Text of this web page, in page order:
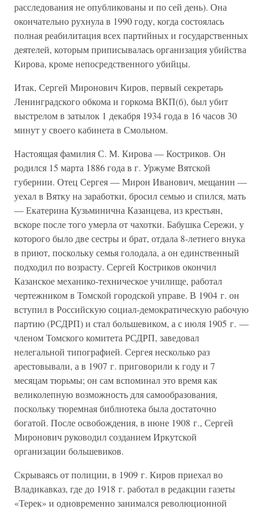
расследования не опубликованы и по сей день). Она
окончательно рухнула в 1990 году, когда состоялась
полная реабилитация всех партийных и государственных
деятелей, которым приписывалась организация убийства
Кирова, кроме непосредственного убийцы.
Итак, Сергей Миронович Киров, первый секретарь
Ленинградского обкома и горкома ВКП(б), был убит
выстрелом в затылок 1 декабря 1934 года в 16 часов 30
минут у своего кабинета в Смольном.
Настоящая фамилия С. М. Кирова — Костриков. Он
родился 15 марта 1886 года в г. Уржуме Вятской
губернии. Отец Сергея — Мирон Иванович, мещанин —
уехал в Вятку на заработки, бросил семью и спился, мать
— Екатерина Кузьминична Казанцева, из крестьян,
вскоре после того умерла от чахотки. Бабушка Сережи, у
которого было две сестры и брат, отдала 8-летнего внука
в приют, поскольку семья голодала, а он единственный
подходил по возрасту. Сергей Костриков окончил
Казанское механико-техническое училище, работал
чертежником в Томской городской управе. В 1904 г. он
вступил в Российскую социал-демократическую рабочую
партию (РСДРП) и стал большевиком, а с июля 1905 г. —
членом Томского комитета РСДРП, заведовал
нелегальной типографией. Сергея несколько раз
арестовывали, а в 1907 г. приговорили к году и 7
месяцам тюрьмы; он сам вспоминал это время как
великолепную возможность для самообразования,
поскольку тюремная библиотека была достаточно
богатой. После освобождения, в июне 1908 г., Сергей
Миронович руководил созданием Иркутской
организации большевиков.
Скрываясь от полиции, в 1909 г. Киров приехал во
Владикавказ, где до 1918 г. работал в редакции газеты
«Терек» и одновременно занимался революционной